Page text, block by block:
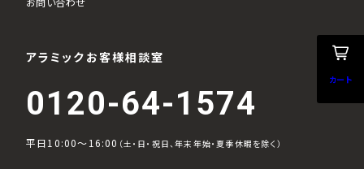
アラミックお客様相談室
0120-64-1574
平日10:00～16:00 （土・日・祝日、年末年始・夏季休暇を除く）
カート